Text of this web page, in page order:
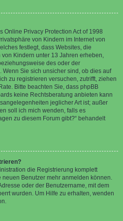
Online Privacy Protection Act of 1998
von Kindern im Internet von
festlegt, dass Websites, die
Kindern unter 13 Jahren erheben,
des oder der
Sie sich unsicher sind, ob dies auf
zu registrieren versuchen, zutrifft, ziehen
Bitte beachten Sie, dass phpBB
keine Rechtsberatung anbieten kann
jeglicher Art ist; außer
soll ich mich wenden, falls es
zu diesem Forum gibt?“ behandelt
die Registrierung komplett
Benutzer mehr anmelden können.
oder der Benutzername, mit dem
wurden. Um Hilfe zu erhalten, wenden